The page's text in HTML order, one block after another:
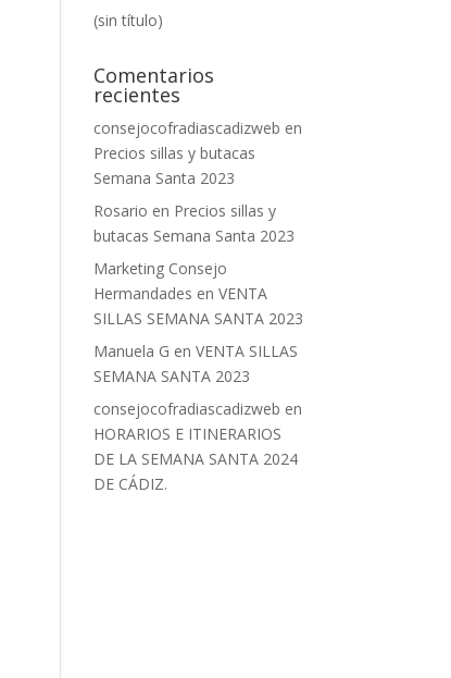
(sin título)
Comentarios
recientes
consejocofradiascadizweb en
Precios sillas y butacas
Semana Santa 2023
Rosario en Precios sillas y
butacas Semana Santa 2023
Marketing Consejo
Hermandades enVENTA
SILLAS SEMANA SANTA 2023
Manuela G enVENTA SILLAS
SEMANA SANTA 2023
consejocofradiascadizweb en
HORARIOS E ITINERARIOS
DE LA SEMANA SANTA 2024
DE CÁDIZ.